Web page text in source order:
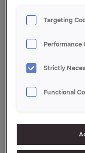
av sine
satser vi på et nytt
effekt på
International,
Captain
har hovedkontor i
Targeting
Performance
Strictly
Functional